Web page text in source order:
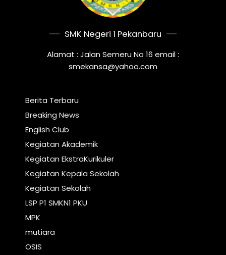
SMK Negeri 1 Pekanbaru
Alamat : Jalan Semeru No 16 email :
smekansa@yahoo.com
Berita Terbaru
Breaking News
English Club
Kegiatan Akademik
Kegiatan EkstraKurikuler
Kegiatan Kepala Sekolah
Kegiatan Sekolah
LSP P1 SMKN1 PKU
MPK
mutiara
OSIS